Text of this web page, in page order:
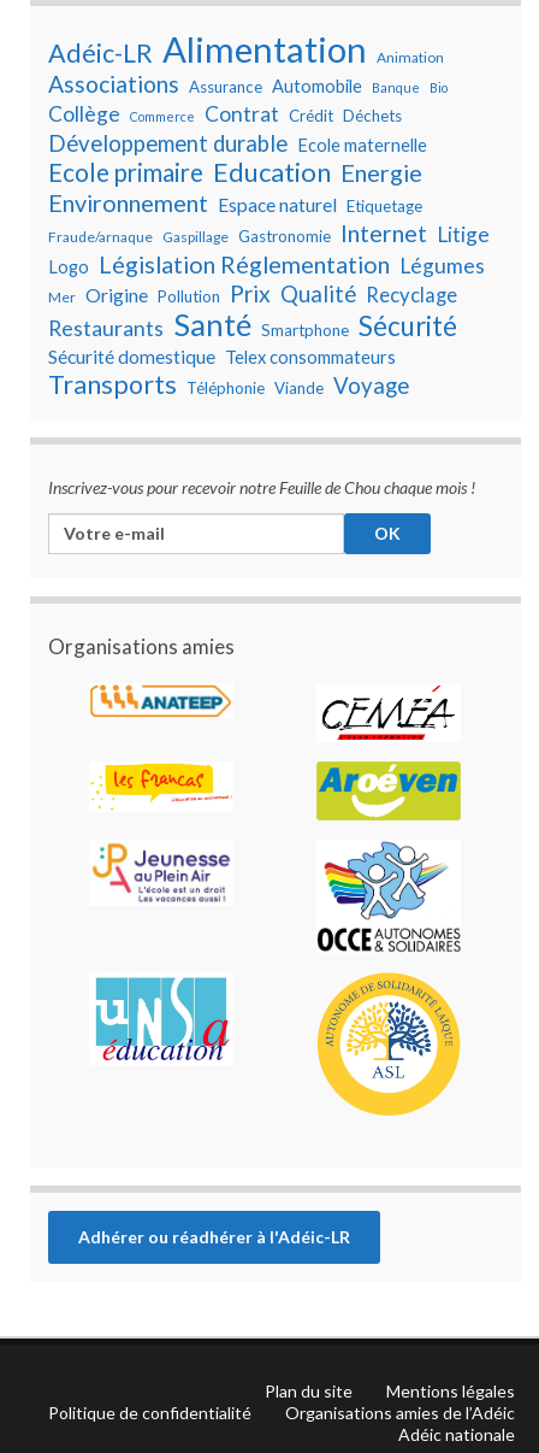
Adéic-LR Alimentation Animation
Associations Assurance Automobile Banque Bio
Collège Commerce Contrat Crédit Déchets
Développement durable Ecole maternelle
Ecole primaire Education Energie
Environnement Espace naturel Etiquetage
Fraude/arnaque Gaspillage Gastronomie Internet Litige
Logo Législation Réglementation Légumes
Mer Origine Pollution Prix Qualité Recyclage
Restaurants Santé Smartphone Sécurité
Sécurité domestique Telex consommateurs
Transports Téléphonie Viande Voyage
Inscrivez-vous pour recevoir notre Feuille de Chou chaque mois !
Organisations amies
Adhérer ou réadhérer à l'Adéic-LR
Plan du site
Mentions légales
Politique de confidentialité
Organisations amies de l’Adéic
Adéic nationale